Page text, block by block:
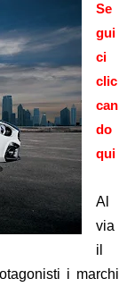
Se
gui
ci
clic
can
do
qui
Al
via
il
i marchi